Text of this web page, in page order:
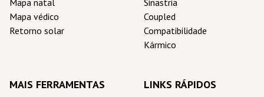
Mapa natal
Mapa védico
Retorno solar
Sinastria
Coupled
Compatibilidade
Kármico
MAIS FERRAMENTAS LINKS RÁPIDOS